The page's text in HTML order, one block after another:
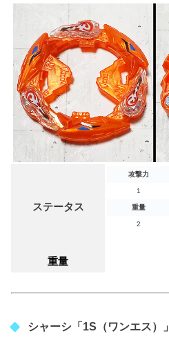
ステータス
攻撃力
1
重量
2
重量
シャーシ「1S（ワンエス）」